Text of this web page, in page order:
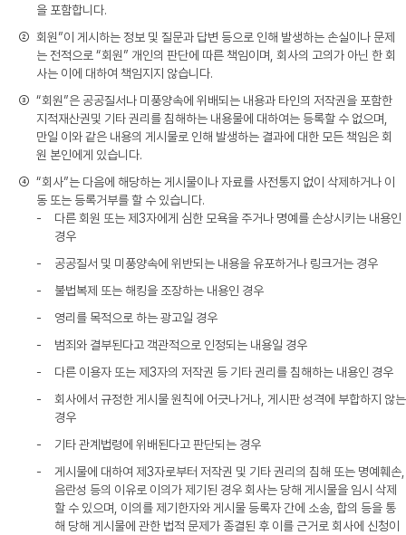
을 포함합니다.
② 회원”이 게시하는 정보 및 질문과 답변 등으로 인해 발생하는 손실이나 문제
는 전적으로 “회원” 개인의 판단에 따른 책임이며, 회사의 고의가 아닌 한 회
사는 이에 대하여 책임지지 않습니다.
③ “회원”은 공공질서나 미풍양속에 위배되는 내용과 타인의 저작권을 포함한
지적재산권및 기타 권리를 침해하는 내용물에 대하여는 등록할 수 없으며,
만일 이와 같은 내용의 게시물로 인해 발생하는 결과에 대한 모든 책임은 회
원 본인에게 있습니다.
④ “회사”는 다음에 해당하는 게시물이나 자료를 사전통지 없이 삭제하거나 이
동 또는 등록거부를 할 수 있습니다.
-
다른 회원 또는 제3자에게 심한 모욕을 주거나 명예를 손상시키는 내용인
경우
-
공공질서 및 미풍양속에 위반되는 내용을 유포하거나 링크거는 경우
-
불법복제 또는 해킹을 조장하는 내용인 경우
-
영리를 목적으로 하는 광고일 경우
-
범죄와 결부된다고 객관적으로 인정되는 내용일 경우
-
다른 이용자 또는 제3자의 저작권 등 기타 권리를 침해하는 내용인 경우
-
회사에서 규정한 게시물 원칙에 어긋나거나, 게시판 성격에 부합하지 않는
경우
-
기타 관계법령에 위배된다고 판단되는 경우
-
게시물에 대하여 제3자로부터 저작권 및 기타 권리의 침해 또는 명예훼손,
음란성 등의 이유로 이의가 제기된 경우 회사는 당해 게시물을 임시 삭제
할 수 있으며, 이의를 제기한자와 게시물 등록자 간에 소송, 합의 등을 통
해 당해 게시물에 관한 법적 문제가 종결된 후 이를 근거로 회사에 신청이